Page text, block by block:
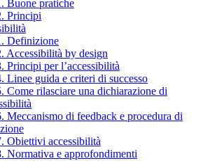
Buone pratiche
Principi
Definizione
Accessibilità by design
Principi per l’accessibilità
Linee guida e criteri di successo
Come rilasciare una dichiarazione di
Meccanismo di feedback e procedura di
Obiettivi accessibilità
Normativa e approfondimenti